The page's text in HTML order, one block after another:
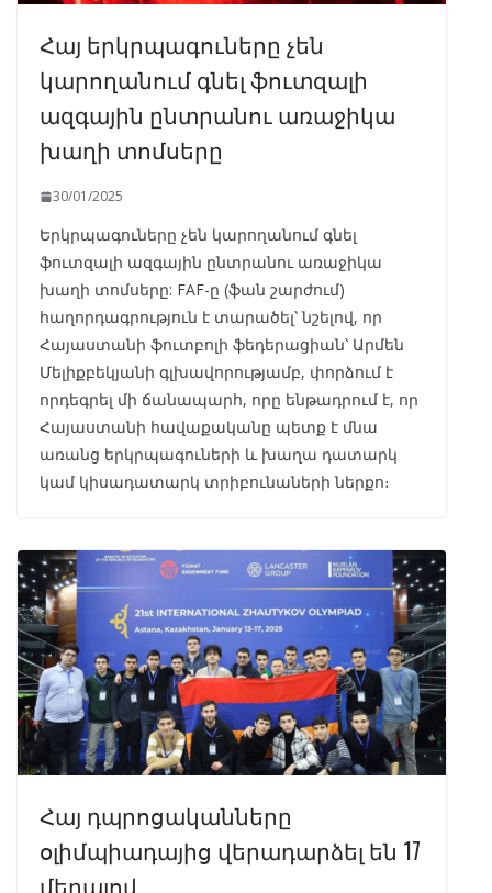
Հայ երկրպագուները չեն
կարողանում գնել ֆուտզալի
ազգային ընտրանու առաջիկա
խաղի տոմսերը
30/01/2025
Երկրպագուները չեն կարողանում գնել
ֆուտզալի ազգային ընտրանու առաջիկա
խաղի տոմսերը: FAF-ը (ֆան շարժում)
հաղորդագրություն է տարածել՝ նշելով, որ
Հայաստանի ֆուտբոլի ֆեդերացիան՝ Արմեն
Մելիքբեկյանի գլխավորությամբ, փորձում է
որդեգրել մի ճանապարհ, որը ենթադրում է, որ
Հայաստանի հավաքականը պետք է մնա
առանց երկրպագուների և խաղա դատարկ
կամ կիսադատարկ տրիբունաների ներքո։
Հայ դպրոցականները
օլիմպիադայից վերադարձել են 17
մեդալով